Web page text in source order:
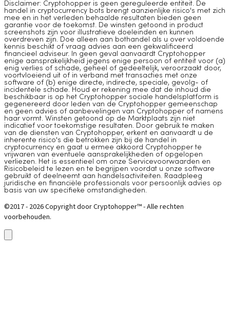
Disclaimer: Cryptohopper is geen gereguleerde entiteit. De
handel in cryptocurrency bots brengt aanzienlijke risico's met zich
mee en in het verleden behaalde resultaten bieden geen
garantie voor de toekomst. De winsten getoond in product
screenshots zijn voor illustratieve doeleinden en kunnen
overdreven zijn. Doe alleen aan bothandel als u over voldoende
kennis beschikt of vraag advies aan een gekwalificeerd
financieel adviseur. In geen geval aanvaardt Cryptohopper
enige aansprakelijkheid jegens enige persoon of entiteit voor (a)
enig verlies of schade, geheel of gedeeltelijk, veroorzaakt door,
voortvloeiend uit of in verband met transacties met onze
software of (b) enige directe, indirecte, speciale, gevolg- of
incidentele schade. Houd er rekening mee dat de inhoud die
beschikbaar is op het Cryptohopper sociale handelsplatform is
gegenereerd door leden van de Cryptohopper gemeenschap
en geen advies of aanbevelingen van Cryptohopper of namens
haar vormt. Winsten getoond op de Marktplaats zijn niet
indicatief voor toekomstige resultaten. Door gebruik te maken
van de diensten van Cryptohopper, erkent en aanvaardt u de
inherente risico's die betrokken zijn bij de handel in
cryptocurrency en gaat u ermee akkoord Cryptohopper te
vrijwaren van eventuele aansprakelijkheden of opgelopen
verliezen. Het is essentieel om onze Servicevoorwaarden en
Risicobeleid te lezen en te begrijpen voordat u onze software
gebruikt of deelneemt aan handelsactiviteiten. Raadpleeg
juridische en financiële professionals voor persoonlijk advies op
basis van uw specifieke omstandigheden.
©2017 - 2026 Copyright door Cryptohopper™ - Alle rechten
voorbehouden.